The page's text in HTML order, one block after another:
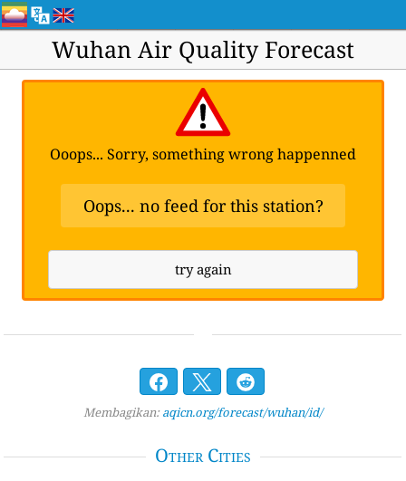
Wuhan Air Quality Forecast
Ooops... Sorry, something wrong happenned
Oops... no feed for this station?
try again
Membagikan: aqicn.org/forecast/wuhan/id/
Other Cities